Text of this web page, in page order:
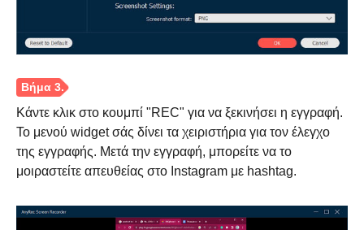
Κάντε κλικ στο κουμπί "REC" για να ξεκινήσει η εγγραφή.
Το μενού widget σάς δίνει τα χειριστήρια για τον έλεγχο
της εγγραφής. Μετά την εγγραφή, μπορείτε να το
μοιραστείτε απευθείας στο Instagram με hashtag.